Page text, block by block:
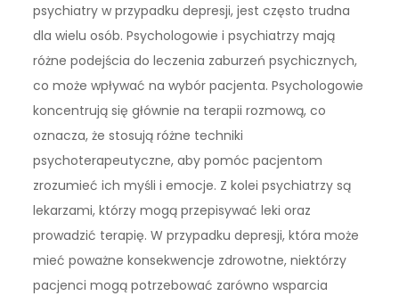
psychiatry w przypadku depresji, jest często trudna
dla wielu osób. Psychologowie i psychiatrzy mają
różne podejścia do leczenia zaburzeń psychicznych,
co może wpływać na wybór pacjenta. Psychologowie
koncentrują się głównie na terapii rozmową, co
oznacza, że stosują różne techniki
psychoterapeutyczne, aby pomóc pacjentom
zrozumieć ich myśli i emocje. Z kolei psychiatrzy są
lekarzami, którzy mogą przepisywać leki oraz
prowadzić terapię. W przypadku depresji, która może
mieć poważne konsekwencje zdrowotne, niektórzy
pacjenci mogą potrzebować zarówno wsparcia